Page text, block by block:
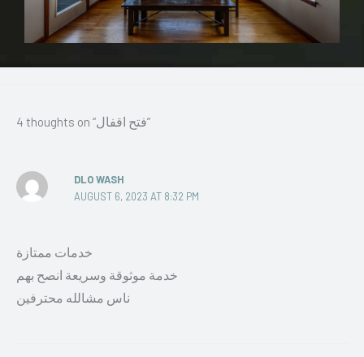
4 thoughts on “فتح اقفال”
DLO WASH
AUGUST 6, 2023 AT 8:32 PM
خدمات ممتازة
خدمة موثوقة وسريعة انصح بهم
ناس مشالله محترفين